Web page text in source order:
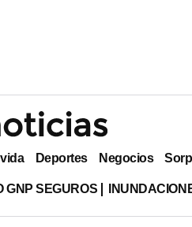
Deportes Negocios
GNP SEGUROS